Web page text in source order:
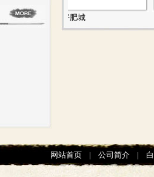
美好肥城
网站首页 |公司简介 |